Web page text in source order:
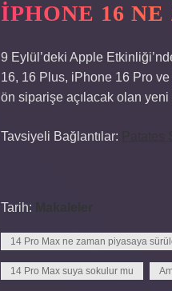
IPHONE 16
9 Eylül’deki Apple
16, 16 Plus, iPhone 16 Pro
ön siparişe açılacak olan
Tavsiyeli Bağlantılar: Patates
Tarih: Makaleler
14 Pro Max ne zaman piyasaya
14 Pro Max suya sokulur mu